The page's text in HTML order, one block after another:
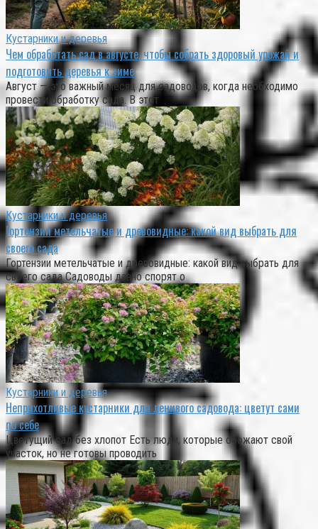
Кустарники и деревья
Чем обработать сад в августе, чтобы собрать здоровый урожай и
подготовить деревья к зиме
Август — это важный месяц для садоводов, когда необходимо
провести обработку сада. В этот
Кустарники и деревья
Гортензии метельчатые и древовидные: какой вид выбрать для
своего сада
Гортензии метельчатые и древовидные: какой вид выбрать для
своего сада Садоводы давно спорят о
Кустарники и деревья
Неприхотливые кустарники для ленивого садовода: цветут сами
по себе
Цветущий сад без хлопот Есть люди, которые обожают свой
участок, но не готовы проводить